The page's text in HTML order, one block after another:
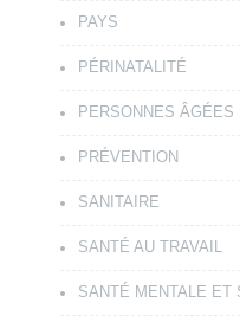
PAYS
PÉRINATALITÉ
PERSONNES ÂGÉES
PRÉVENTION
SANITAIRE
SANTÉ AU TRAVAIL
SANTÉ MENTALE ET